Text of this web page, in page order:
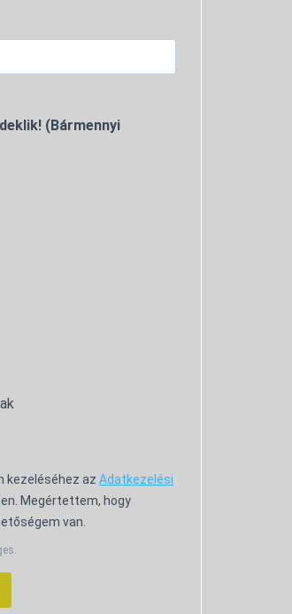
(Bármennyi
kezeléséhez az Adatkezelési
Megértettem, hogy
van.